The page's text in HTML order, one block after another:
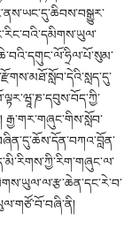
རྒྱ་གར་གཞུང་གིས་སློབ་